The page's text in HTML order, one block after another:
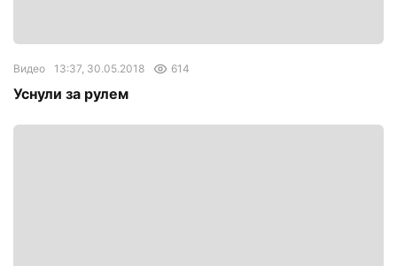
Видео 13:37, 30.05.2018 614
Уснули за рулем